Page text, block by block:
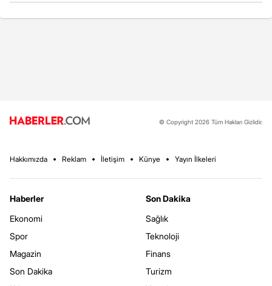
© Copyright 2026 Tüm Hakları Gizlidir.
Hakkımızda Reklam İletişim Künye Yayın İlkeleri
Haberler
Ekonomi
Spor
Magazin
Son Dakika
Son Dakika
Sağlık
Teknoloji
Finans
Turizm